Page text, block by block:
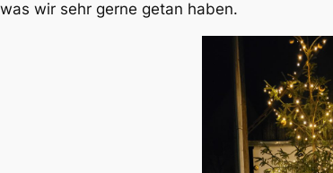
wir sehr gerne getan haben.